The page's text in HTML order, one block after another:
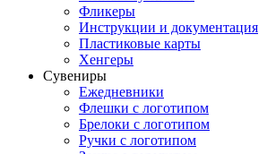
Фликеры
Инструкции и документация
Пластиковые карты
Хенгеры
Сувениры
Ежедневники
Флешки с логотипом
Брелоки с логотипом
Ручки с логотипом